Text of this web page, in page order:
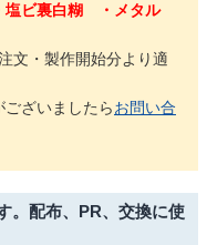
塩ビ裏白糊 ・メタル
文・製作開始分より適
ざいましたらお問い合
。配布、PR、交換に使